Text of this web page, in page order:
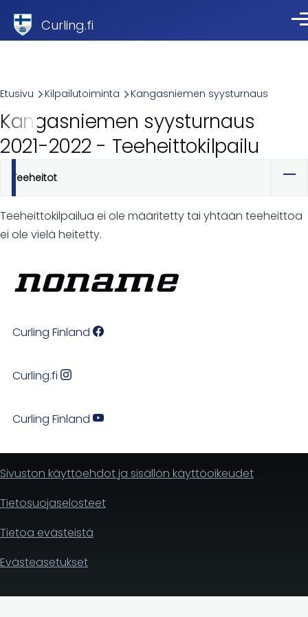
Curling.fi
Breadcrumb
Etusivu Kilpailutoiminta Kangasniemen syysturnaus
Kangasniemen syysturnaus
2021-2022 - Teeheittokilpailu
Ensisijaiset
välilehdet
Teeheitot
Teeheittokilpailua ei ole määritetty tai yhtään teeheittoa
ei ole vielä heitetty.
Curling Finland
Curling.fi
Curling Finland
Sivuston käyttöehdot ja sisällön käyttöoikeudet
Tietosuojaselosteet
Tietoa evästeistä
Evästeasetukset